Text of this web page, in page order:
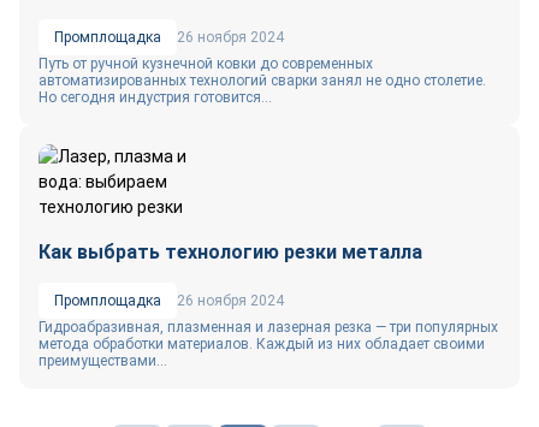
Промплощадка
26 ноября 2024
Путь от ручной кузнечной ковки до современных
автоматизированных технологий сварки занял не одно столетие.
Но сегодня индустрия готовится...
Как выбрать технологию резки металла
Промплощадка
26 ноября 2024
Гидроабразивная, плазменная и лазерная резка — три популярных
метода обработки материалов. Каждый из них обладает своими
преимуществами...